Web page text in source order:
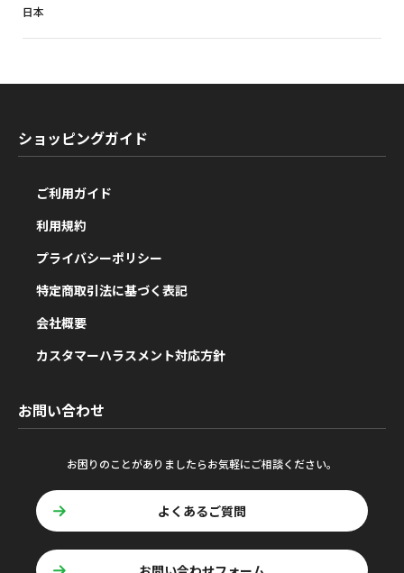
日本
ショッピングガイド
ご利用ガイド
利用規約
プライバシーポリシー
特定商取引法に基づく表記
会社概要
カスタマーハラスメント対応方針
お問い合わせ
お困りのことがありましたらお気軽にご相談ください。
よくあるご質問